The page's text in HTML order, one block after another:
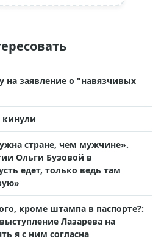
на заявление о "навязчивых
стране, чем мужчине».
Ольги Бузовой в
едет, только ведь там
кроме штампа в паспорте?:
Лазарева на
я с ним согласна